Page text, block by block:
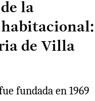
la
de Villa
fundada en 1969